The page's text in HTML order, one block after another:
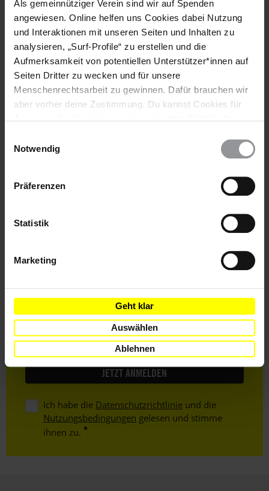
Als gemeinnütziger Verein sind wir auf Spenden
angewiesen. Online helfen uns Cookies dabei Nutzung
und Interaktionen mit unseren Seiten und Inhalten zu
analysieren, „Surf-Profile“ zu erstellen und die
Aufmerksamkeit von potentiellen Unterstützer*innen auf
Seiten Dritter zu wecken und für unsere
Menschenrechtsarbeit zu gewinnen. Dafür brauchen wir
aber vorher deine Zustimmung. Du kannst Cookies für
wieder ändern. Diesen Banner kannst Du über den Link
Notwendig
Präferenzen
Statistik
Marketing
Geht klar
Auswählen
Ablehnen
Barbados Bulgarien
China
Dominikanische Republik
Luxemburg
Marokko
Mongolei
Nepal Neuseeland Polen
Teile diesen Beitrag
Bleib informiert
Text
für die Menschenrechte stark!
Vorname
Nachname
E-
Mail
Ich habe die Datenschutzrichtlinie und die
Nutzungsbedingungen gelesen und stimme
ihnen zu.